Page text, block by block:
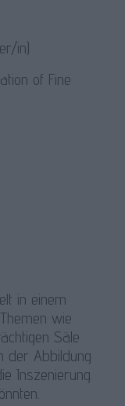
in)
of Fine
in einem
wie
Säle
der Abbildung
Inszenierung